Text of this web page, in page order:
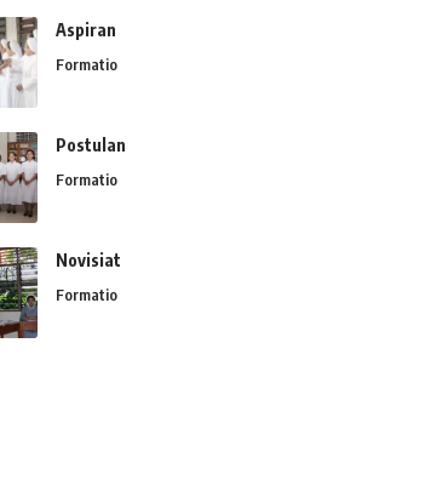
Aspiran
Formatio
Postulan
Formatio
Novisiat
Formatio